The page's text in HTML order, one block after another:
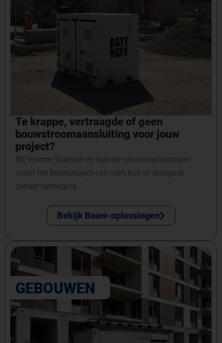
Te krappe, vertraagde of geen
bouwstroomaansluiting voor jouw
project?
Wij leveren tijdelijke én hybride stroomoplossingen
zodat het bouwproject van start kan of doorgaat
zonder vertraging.
Bekijk Bouw-oplossingen
GEBOUWEN